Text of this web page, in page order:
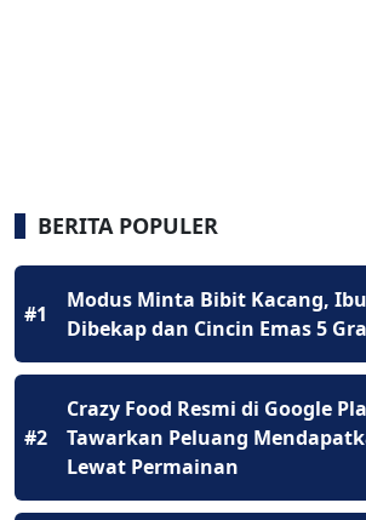
BERITA POPULER
#1
Modus Minta Bibit Kacang,
Dibekap dan Cincin Emas 5
#2
Crazy Food Resmi di Google
Tawarkan Peluang
Lewat Permainan